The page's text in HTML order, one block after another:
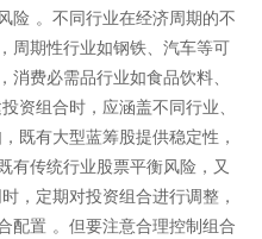
险 。不同行业在经济周期的不
周期性行业如钢铁、汽车等可
费必需品行业如食品饮料、
资组合时，应涵盖不同行业、
既有大型蓝筹股提供稳定性，
有传统行业股票平衡风险，又
，定期对投资组合进行调整，
配置 。但要注意合理控制组合